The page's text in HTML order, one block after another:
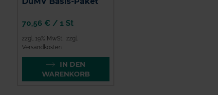
zzgl. 19% MwSt., zzgl.
Versandkosten
70,56 € / 1 St
IN DEN
WARENKORB